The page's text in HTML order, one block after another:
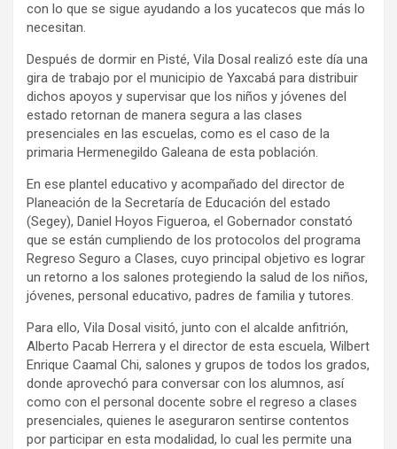
con lo que se sigue ayudando a los yucatecos que más lo
necesitan.
Después de dormir en Pisté, Vila Dosal realizó este día una
gira de trabajo por el municipio de Yaxcabá para distribuir
dichos apoyos y supervisar que los niños y jóvenes del
estado retornan de manera segura a las clases
presenciales en las escuelas, como es el caso de la
primaria Hermenegildo Galeana de esta población.
En ese plantel educativo y acompañado del director de
Planeación de la Secretaría de Educación del estado
(Segey), Daniel Hoyos Figueroa, el Gobernador constató
que se están cumpliendo de los protocolos del programa
Regreso Seguro a Clases, cuyo principal objetivo es lograr
un retorno a los salones protegiendo la salud de los niños,
jóvenes, personal educativo, padres de familia y tutores.
Para ello, Vila Dosal visitó, junto con el alcalde anfitrión,
Alberto Pacab Herrera y el director de esta escuela, Wilbert
Enrique Caamal Chi, salones y grupos de todos los grados,
donde aprovechó para conversar con los alumnos, así
como con el personal docente sobre el regreso a clases
presenciales, quienes le aseguraron sentirse contentos
por participar en esta modalidad, lo cual les permite una